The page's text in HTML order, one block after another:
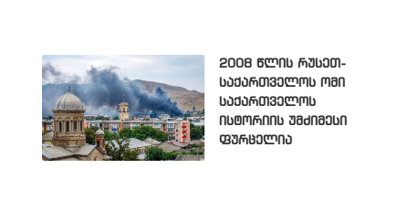
2008 წლის რუსეთ-
საქართველოს ომი
საქართველოს
ისტორიის უმძიმესი
ფურცელია